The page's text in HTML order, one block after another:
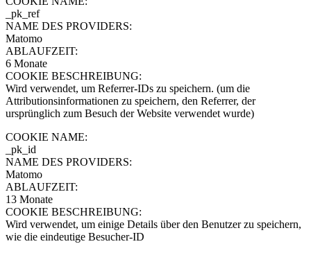
_pk_ref
NAME DES PROVIDERS:
Matomo
ABLAUFZEIT:
6 Monate
COOKIE BESCHREIBUNG:
Wird verwendet, um Referrer-IDs zu speichern. (um die
Attributionsinformationen zu speichern, den Referrer, der
ursprünglich zum Besuch der Website verwendet wurde)
COOKIE NAME:
_pk_id
NAME DES PROVIDERS:
Matomo
ABLAUFZEIT:
13 Monate
COOKIE BESCHREIBUNG:
Wird verwendet, um einige Details über den Benutzer zu speichern,
wie die eindeutige Besucher-ID